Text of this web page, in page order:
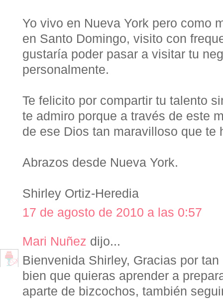
Yo vivo en Nueva York pero como
en Santo Domingo, visito con
gustaría poder pasar a visitar tu
personalmente.
Te felicito por compartir tu talento
te admiro porque a través de este
de ese Dios tan maravilloso que te
Abrazos desde Nueva York.
Shirley Ortiz-Heredia
17 de agosto de 2010 a las 0:57
Mari Nuñez dijo...
Bienvenida Shirley, Gracias por
bien que quieras aprender a
aparte de bizcochos, también